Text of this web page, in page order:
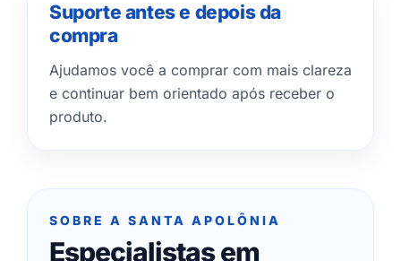
Suporte antes e depois da
compra
Ajudamos você a comprar com mais clareza
e continuar bem orientado após receber o
produto.
SOBRE A SANTA APOLÔNIA
Especialistas em